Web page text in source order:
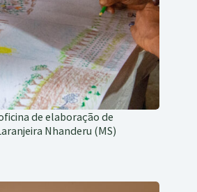
de elaboração de
Nhanderu (MS)